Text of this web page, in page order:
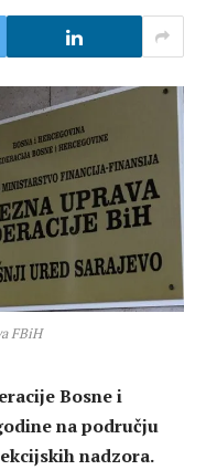
FBiH
Bosne i
na području
nadzora.